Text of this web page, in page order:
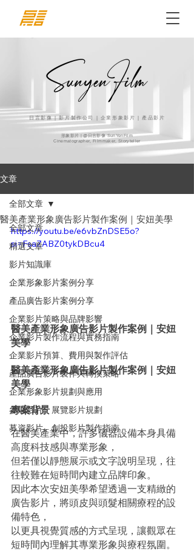
日言影像 | 影片製作公司 | 企業形象影片 | 產品影片
形象影片 | @日言影像 SunYenFilm
Cinematographer, Filmmaker, Storyteller
文章
全部文章
精選文章
影片知識庫
企業形象影片案例分享
產品廣告影片案例分享
企業影片策略與品牌影響
企業影片製作流程與實務指南
企業影片預算、費用與製作評估
產品廣告影片製作與轉換策略
企業形象影片規劃與應用
參展影片、展覽影片規劃
募資影片、創投影片製作指南
全部文章
醫美產業形象廣告影片製作案例｜安妞美學
https://youtu.be/e6vbZnDSE5o?
si=FsaZABZ0tykDBcu4
醫美產業形象廣告影片製作案例｜安妞
美學
醫美產業形象廣告影片製作案例｜安妞
美學
專案背景
在醫美產業中，許多儀器設備本身具備
高度科技感與專業形象，
但若僅以靜態展示或文字說明呈現，往
往較難在短時間內建立品牌印象。
因此本次安妞美學希望透過一支精緻的
廣告影片，將頭皮與頭髮相關療程的設
備特色，
以更具視覺質感的方式呈現，讓觀眾在
短時間內理解其專業形象與療程氛圍。